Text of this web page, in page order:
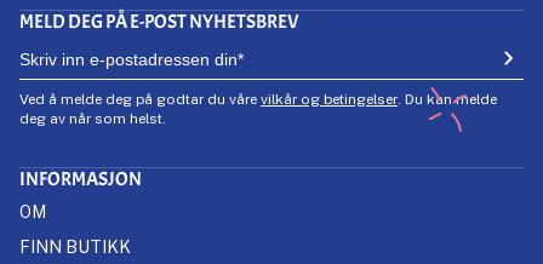
MELD DEG PÅ E-POST NYHETSBREV
Ved å melde deg på godtar du våre vilkår og betingelser. Du kan melde
deg av når som helst.
INFORMASJON
OM
FINN BUTIKK